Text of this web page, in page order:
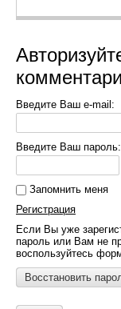
Введите Ваш e-mail:
Введите Ваш пароль:
Запомнить меня
Регистрация
Если Вы уже
пароль или Вам не
воспользуйтесь
Восстановить